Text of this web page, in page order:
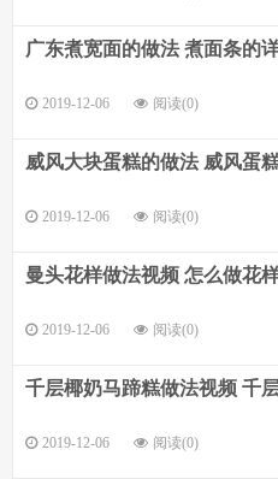
广东煮宽面的做法 煮面条的
2019-12-06 阅读(0)
威风大块蛋糕的做法 威风蛋
2019-12-06 阅读(0)
曼头花样做法视频 怎么做花
2019-12-06 阅读(0)
千层椰奶马蹄糕做法视频 千
2019-12-06 阅读(0)